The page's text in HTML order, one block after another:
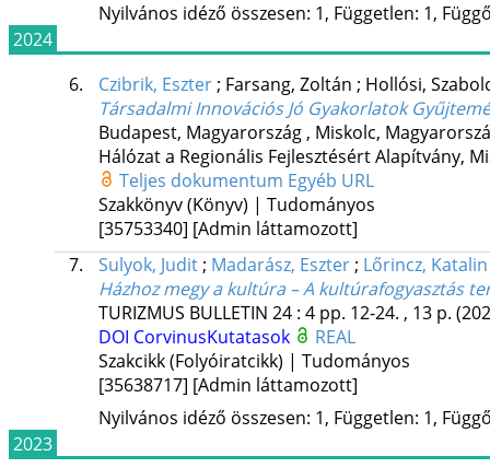
Nyilvános idéző összesen: 1, Független: 1,
2024
6.
Czibrik, Eszter; Farsang, Zoltán ; Hollósi,
Társadalmi Innovációs Jó Gyakorlatok
Budapest, Magyarország , Miskolc,
Hálózat a Regionális Fejlesztésért Alapítvány,
Teljes dokumentum Egyéb URL
Szakkönyv (Könyv) | Tudományos
[35753340] [Admin láttamozott]
7.
Sulyok, Judit; Madarász, Eszter; Lőrincz, Katalin
Házhoz megy a kultúra – A kultúrafogyasztás
TURIZMUS BULLETIN 24: 4 pp. 12-24. , 13 p.
DOI CorvinusKutatasok
REAL
Szakcikk (Folyóiratcikk) | Tudományos
[35638717] [Admin láttamozott]
Nyilvános idéző összesen: 1, Független: 1,
2023